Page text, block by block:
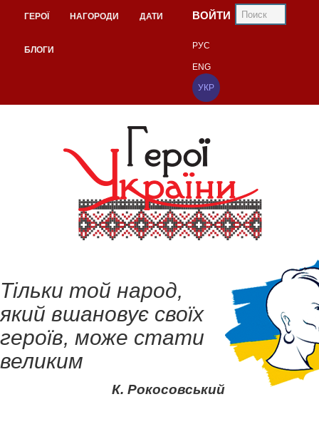
ГЕРОЇ НАГОРОДИ ДАТИ
БЛОГИ
ВОЙТИ
РУС
ENG
УКР
Тільки той народ,
який вшановує своїх
героїв, може стати
великим
К. Рокосовський